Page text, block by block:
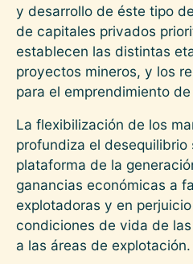
y desarrollo de éste tipo
de capitales privados
establecen las distintas
proyectos mineros, y los
para el emprendimiento
La flexibilización de los
profundiza el
plataforma de la
ganancias económicas a
explotadoras y en
condiciones de vida de
a las áreas de explotación.